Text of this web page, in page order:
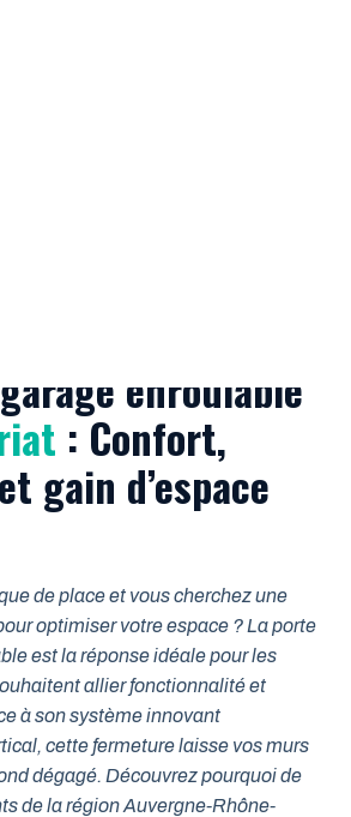
enroulable
: Confort,
gain d’espace
de place et vous cherchez une
optimiser votre espace ? La porte
est la réponse idéale pour les
allier fonctionnalité et
à son système innovant
cette fermeture laisse vos murs
dégagé. Découvrez pourquoi de
de la région Auvergne-Rhône-